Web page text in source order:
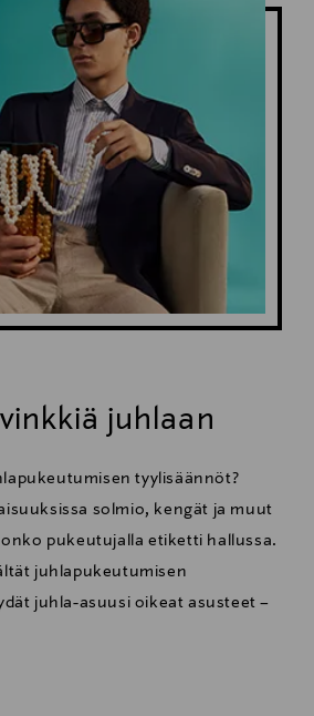
juhlaan
tyylisäännöt?
solmio, kengät ja muut
pukeutujalla etiketti hallussa.
juhlapukeutumisen
juhla-asuusi oikeat asusteet –